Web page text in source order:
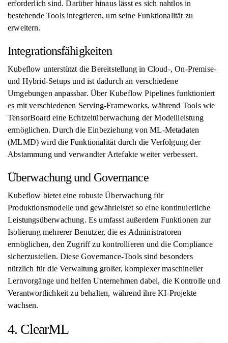
erforderlich sind. Darüber hinaus lässt es sich nahtlos in
bestehende Tools integrieren, um seine Funktionalität zu
erweitern.
Integrationsfähigkeiten
Kubeflow unterstützt die Bereitstellung in Cloud-, On-Premise-
und Hybrid-Setups und ist dadurch an verschiedene
Umgebungen anpassbar. Über Kubeflow Pipelines funktioniert
es mit verschiedenen Serving-Frameworks, während Tools wie
TensorBoard eine Echtzeitüberwachung der Modellleistung
ermöglichen. Durch die Einbeziehung von ML-Metadaten
(MLMD) wird die Funktionalität durch die Verfolgung der
Abstammung und verwandter Artefakte weiter verbessert.
Überwachung und Governance
Kubeflow bietet eine robuste Überwachung für
Produktionsmodelle und gewährleistet so eine kontinuierliche
Leistungsüberwachung. Es umfasst außerdem Funktionen zur
Isolierung mehrerer Benutzer, die es Administratoren
ermöglichen, den Zugriff zu kontrollieren und die Compliance
sicherzustellen. Diese Governance-Tools sind besonders
nützlich für die Verwaltung großer, komplexer maschineller
Lernvorgänge und helfen Unternehmen dabei, die Kontrolle und
Verantwortlichkeit zu behalten, während ihre KI-Projekte
wachsen.
4. ClearML